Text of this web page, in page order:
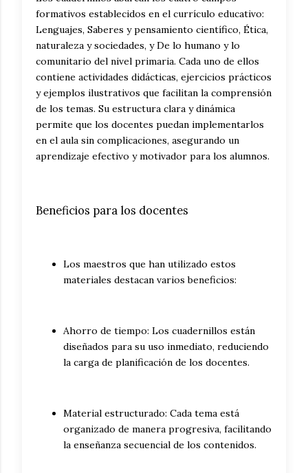
formativos establecidos en el currículo educativo:
Lenguajes, Saberes y pensamiento científico, Ética,
naturaleza y sociedades, y De lo humano y lo
comunitario del nivel primaria. Cada uno de ellos
contiene actividades didácticas, ejercicios prácticos
y ejemplos ilustrativos que facilitan la comprensión
de los temas. Su estructura clara y dinámica
permite que los docentes puedan implementarlos
en el aula sin complicaciones, asegurando un
aprendizaje efectivo y motivador para los alumnos.
Beneficios para los docentes
Los maestros que han utilizado estos
materiales destacan varios beneficios:
Ahorro de tiempo: Los cuadernillos están
diseñados para su uso inmediato, reduciendo
la carga de planificación de los docentes.
Material estructurado: Cada tema está
organizado de manera progresiva, facilitando
la enseñanza secuencial de los contenidos.